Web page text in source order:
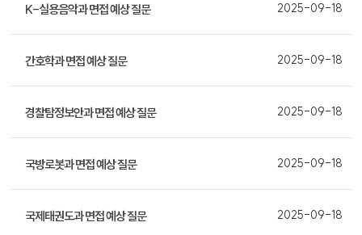
K-실용음악과 면접 예상 질문 2025-09-18
간호학과 면접 예상 질문 2025-09-18
경찰탐정보안과 면접 예상 질문 2025-09-18
국방로봇과 면접 예상 질문 2025-09-18
국제태권도과 면접 예상 질문 2025-09-18